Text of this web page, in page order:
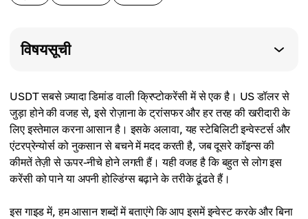
विषयसूची
USDT सबसे ज़्यादा डिमांड वाली क्रिप्टोकरेंसी में से एक है। US डॉलर से
जुड़ा होने की वजह से, इसे रोज़ाना के ट्रांसफर और हर तरह की खरीदारी के
लिए इस्तेमाल करना आसान है। इसके अलावा, यह स्टेबिलिटी इन्वेस्टर्स और
एंटरप्रेन्योर्स को नुकसान से बचने में मदद करती है, जब दूसरे कॉइन्स की
कीमतें तेज़ी से ऊपर-नीचे होने लगती हैं। यही वजह है कि बहुत से लोग इस
करेंसी को पाने या अपनी होल्डिंग्स बढ़ाने के तरीके ढूंढते हैं।
इस गाइड में, हम आसान शब्दों में बताएंगे कि आप इसमें इन्वेस्ट करके और बिना